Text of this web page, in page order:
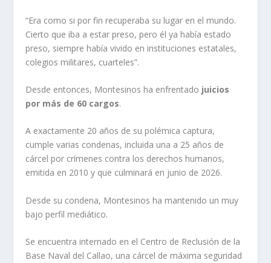
“Era como si por fin recuperaba su lugar en el mundo.
Cierto que iba a estar preso, pero él ya había estado
preso, siempre había vivido en instituciones estatales,
colegios militares, cuarteles”.
Desde entonces, Montesinos ha enfrentado juicios
por más de 60 cargos.
A exactamente 20 años de su polémica captura,
cumple varias condenas, incluida una a 25 años de
cárcel por crímenes contra los derechos humanos,
emitida en 2010 y que culminará en junio de 2026.
Desde su condena, Montesinos ha mantenido un muy
bajo perfil mediático.
Se encuentra internado en el Centro de Reclusión de la
Base Naval del Callao, una cárcel de máxima seguridad